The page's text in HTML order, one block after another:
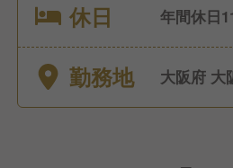
休日 年間休日
勤務地 大阪府 大